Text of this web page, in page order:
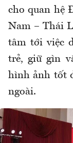
cho quan hệ
Nam – Thái
tâm tới việc
trẻ, giữ gìn
hình ảnh tốt
ngoài.